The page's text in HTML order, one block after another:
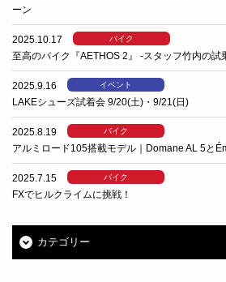
ーン
2025.10.17 バイク
至高のバイク『AETHOS 2』 -スタッフ竹内の試
2025.9.16 イベント
LAKEシューズ試着会 9/20(土)・9/21(日)
2025.8.19 バイク
アルミロード105搭載モデル｜Domane AL 5と
2025.7.15 バイク
FXでヒルクライムに挑戦！
カテゴリー